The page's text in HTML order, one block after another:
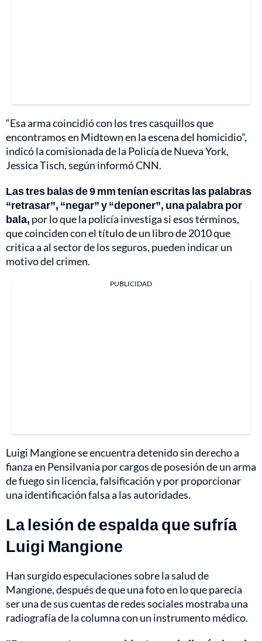
“Esa arma coincidió con los tres casquillos que
encontramos en Midtown en la escena del homicidio”,
indicó la comisionada de la Policía de Nueva York,
Jessica Tisch, según informó CNN.
Las tres balas de 9 mm tenían escritas las palabras
“retrasar”, “negar” y “deponer”, una palabra por
bala, por lo que la policía investiga si esos términos,
que coinciden con el título de un libro de 2010 que
critica a al sector de los seguros, pueden indicar un
motivo del crimen.
PUBLICIDAD
Luigi Mangione se encuentra detenido sin derecho a
fianza en Pensilvania por cargos de posesión de un arma
de fuego sin licencia, falsificación y por proporcionar
una identificación falsa a las autoridades.
La lesión de espalda que sufría
Luigi Mangione
Han surgido especulaciones sobre la salud de
Mangione, después de que una foto en lo que parecía
ser una de sus cuentas de redes sociales mostraba una
radiografía de la columna con un instrumento médico.